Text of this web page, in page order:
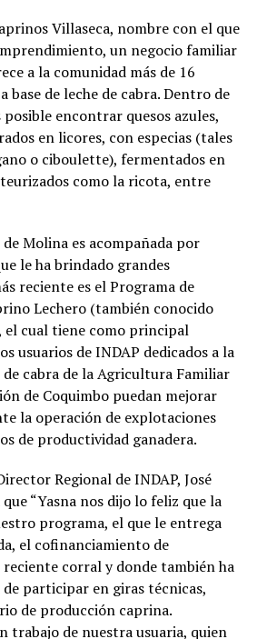
Villaseca, nombre con el que
un negocio familiar
a la comunidad más de 16
base de leche de cabra. Dentro de
encontrar quesos azules,
en licores, con especias (tales
o ciboulette), fermentados en
como la ricota, entre
Molina es acompañada por
le ha brindado grandes
reciente es el Programa de
Lechero (también conocido
el cual tiene como principal
usuarios de INDAP dedicados a la
cabra de la Agricultura Familiar
de Coquimbo puedan mejorar
la operación de explotaciones
de productividad ganadera.
Regional de INDAP, José
“Yasna nos dijo lo feliz que la
programa, el que le entrega
el cofinanciamiento de
corral y donde también ha
participar en giras técnicas,
de producción caprina.
trabajo de nuestra usuaria, quien